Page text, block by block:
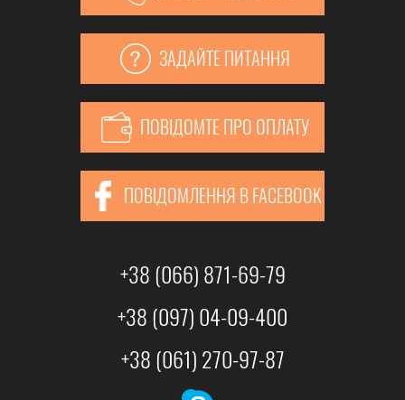
ЗАДАЙТЕ ПИТАННЯ
ПОВІДОМТЕ ПРО ОПЛАТУ
ПОВІДОМЛЕННЯ В FACEBOOK
+38 (066) 871-69-79
+38 (097) 04-09-400
+38 (061) 270-97-87